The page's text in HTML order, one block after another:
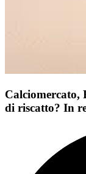
di riscatto? In